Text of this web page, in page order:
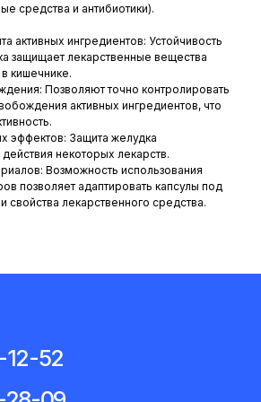
средства и антибиотики).
активных ингредиентов: Устойчивость
защищает лекарственные вещества
кишечнике.
Позволяют точно контролировать
активных ингредиентов, что
эффектов: Защита желудка
некоторых лекарств.
Возможность использования
позволяет адаптировать капсулы под
свойства лекарственного средства.
права защищены
Акции